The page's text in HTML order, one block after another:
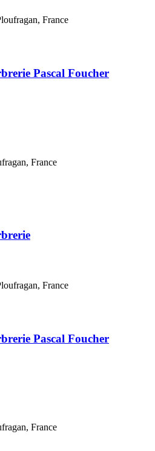
France
Pascal Foucher
France
France
Pascal Foucher
France